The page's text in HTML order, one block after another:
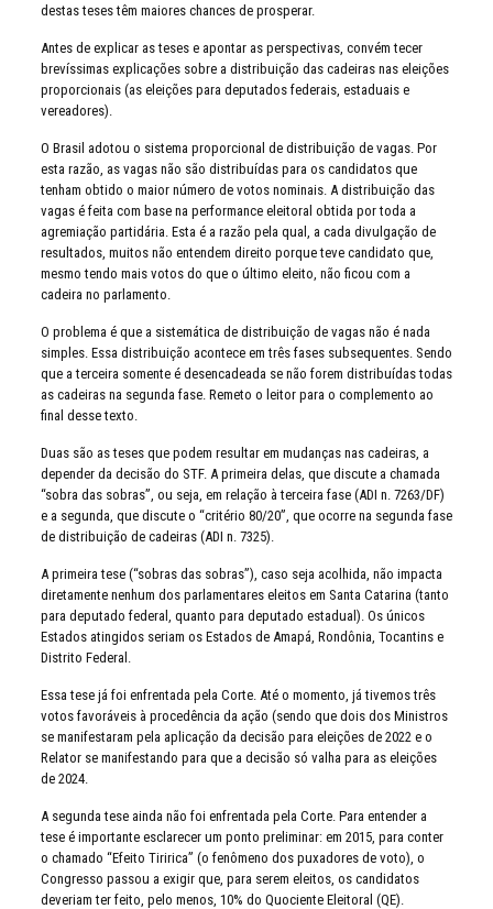
destas teses têm maiores chances de prosperar.
Antes de explicar as teses e apontar as perspectivas, convém tecer
brevíssimas explicações sobre a distribuição das cadeiras nas eleições
proporcionais (as eleições para deputados federais, estaduais e
vereadores).
O Brasil adotou o sistema proporcional de distribuição de vagas. Por
esta razão, as vagas não são distribuídas para os candidatos que
tenham obtido o maior número de votos nominais. A distribuição das
vagas é feita com base na performance eleitoral obtida por toda a
agremiação partidária. Esta é a razão pela qual, a cada divulgação de
resultados, muitos não entendem direito porque teve candidato que,
mesmo tendo mais votos do que o último eleito, não ficou com a
cadeira no parlamento.
O problema é que a sistemática de distribuição de vagas não é nada
simples. Essa distribuição acontece em três fases subsequentes. Sendo
que a terceira somente é desencadeada se não forem distribuídas todas
as cadeiras na segunda fase. Remeto o leitor para o complemento ao
final desse texto.
Duas são as teses que podem resultar em mudanças nas cadeiras, a
depender da decisão do STF. A primeira delas, que discute a chamada
“sobra das sobras”, ou seja, em relação à terceira fase (ADI n. 7263/DF)
e a segunda, que discute o “critério 80/20”, que ocorre na segunda fase
de distribuição de cadeiras (ADI n. 7325).
A primeira tese (“sobras das sobras”), caso seja acolhida, não impacta
diretamente nenhum dos parlamentares eleitos em Santa Catarina (tanto
para deputado federal, quanto para deputado estadual). Os únicos
Estados atingidos seriam os Estados de Amapá, Rondônia, Tocantins e
Distrito Federal.
Essa tese já foi enfrentada pela Corte. Até o momento, já tivemos três
votos favoráveis à procedência da ação (sendo que dois dos Ministros
se manifestaram pela aplicação da decisão para eleições de 2022 e o
Relator se manifestando para que a decisão só valha para as eleições
de 2024.
A segunda tese ainda não foi enfrentada pela Corte. Para entender a
tese é importante esclarecer um ponto preliminar: em 2015, para conter
o chamado “Efeito Tiririca” (o fenômeno dos puxadores de voto), o
Congresso passou a exigir que, para serem eleitos, os candidatos
deveriam ter feito, pelo menos, 10% do Quociente Eleitoral (QE).